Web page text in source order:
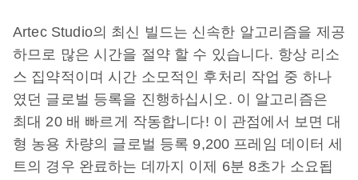
Artec Studio의 최신 빌드는 신속한 알고리즘을 제공
하므로 많은 시간을 절약 할 수 있습니다. 항상 리소
스 집약적이며 시간 소모적인 후처리 작업 중 하나
였던 글로벌 등록을 진행하십시오. 이 알고리즘은
최대 20 배 빠르게 작동합니다! 이 관점에서 보면 대
형 농용 차량의 글로벌 등록 9,200 프레임 데이터 세
트의 경우 완료하는 데까지 이제 6분 8초가 소요됩